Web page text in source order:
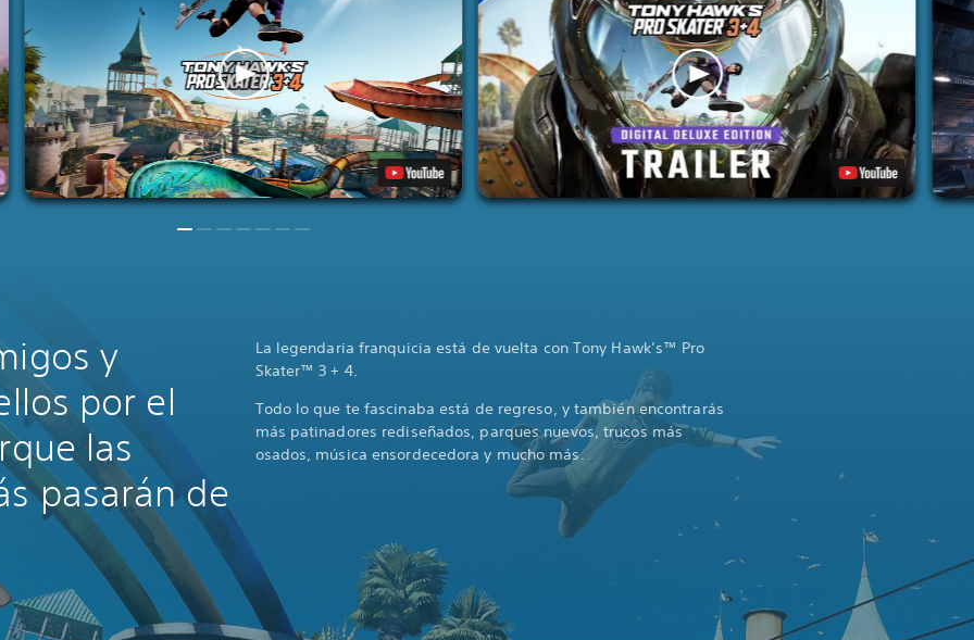
y
por el
las
pasarán de
La legendaria franquicia está de vuelta con Tony Hawk’s™ Pro
Skater™ 3 + 4.
Todo lo que te fascinaba está de regreso, y también encontrarás
más patinadores rediseñados, parques nuevos, trucos más
osados, música ensordecedora y mucho más.